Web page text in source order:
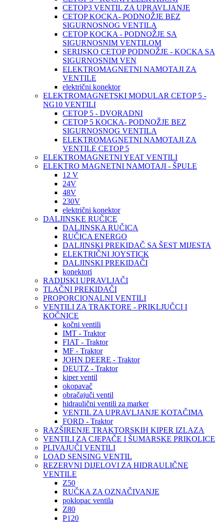
CETOP3 VENTIL ZA UPRAVLJANJE
CETOP KOCKA- PODNOŽJE BEZ
SIGURNOSNOG VENTILA
CETOP KOCKA - PODNOŽJE SA
SIGURNOSNIM VENTILOM
SERIJSKO CETOP PODNOŽJE - KOCKA SA
SIGURNOSNIM VEN
ELEKTROMAGNETNI NAMOTAJI ZA
VENTILE
električni konektor
ELEKTROMAGNETSKI MODULAR CETOP 5 -
NG10 VENTILI
CETOP 5 - DVORADNI
CETOP 5 KOCKA- PODNOŽJE BEZ
SIGURNOSNOG VENTILA
ELEKTROMAGNETNI NAMOTAJI ZA
VENTILE CETOP 5
ELEKTROMAGNETNI YEAT VENTILI
ELEKTRO MAGNETNI NAMOTAJI - ŠPULE
12 V
24V
48V
230V
električni konektor
DALJINSKE RUČICE
DALJINSKA RUČICA
RUČICA ENERGO
DALJINSKI PREKIDAČ SA ŠEST MIJESTA
ELEKTRIČNI JOYSTICK
DALJINSKI PREKIDAČI
konektori
RADIJSKI UPRAVLJAČI
TLAČNI PREKIDAČI
PROPORCIONALNI VENTILI
VENTILI ZA TRAKTORE - PRIKLJUČCI I
KOČNICE
kočni ventili
IMT - Traktor
FIAT - Traktor
MF - Traktor
JOHN DEERE - Traktor
DEUTZ - Traktor
kiper ventil
okopavač
obračajuči ventil
hidraulični ventili za marker
VENTIL ZA UPRAVLJANJE KOTAČIMA
FORD - Traktor
RAZŠIRENJE TRAKTORSKIH KIPER IZLAZA
VENTILI ZA CJEPAČE I ŠUMARSKE PRIKOLICE
PLIVAJUČI VENTILI
LOAD SENSING VENTIL
REZERVNI DIJELOVI ZA HIDRAULIČNE
VENTILE
Z50
RUČKA ZA OZNAČIVANJE
poklopac ventila
Z80
P120